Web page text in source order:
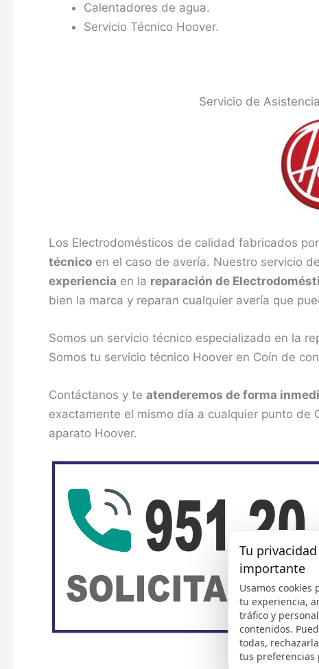
Calentadores de agua.
Servicio Técnico Hoover.
Servicio de
Los Electrodomésticos de calidad fabricados
técnico en el caso de avería. Nuestro servicio de
experiencia en la reparación de
bien la marca y reparan cualquier avería que
Somos un servicio técnico especializado en la
Somos tu servicio técnico Hoover en Coín de
Contáctanos y te atenderemos de forma
exactamente el mismo día a cualquier punto de
aparato Hoover.
Tu privacidad
importante
Usamos cookies
tu experiencia,
tráfico y
contenidos.
todas,
tus preferencias